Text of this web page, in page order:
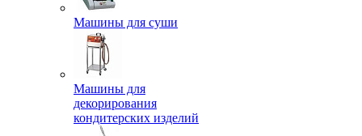
Машины для суши
Машины для
декорирования
кондитерских изделий